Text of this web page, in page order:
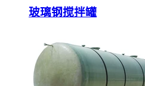
玻璃钢搅拌罐